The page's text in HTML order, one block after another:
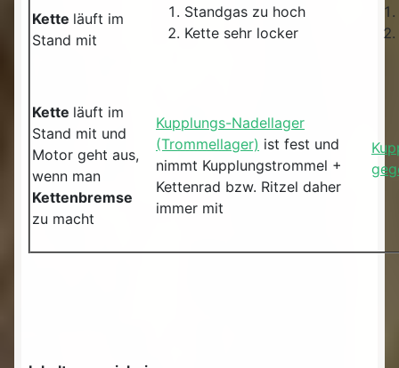
Kette läuft im
Stand mit
Standgas zu hoch
Kette sehr locker
Kette läuft im
Stand mit und
Motor geht aus,
wenn man
Kettenbremse
zu macht
Kupplungs-Nadellager
(Trommellager) ist fest und
nimmt Kupplungstrommel +
Kettenrad bzw. Ritzel daher
immer mit